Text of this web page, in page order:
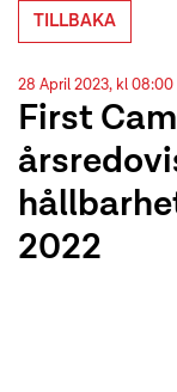
TILLBAKA
28 April 2023, kl 08:00
First
2022